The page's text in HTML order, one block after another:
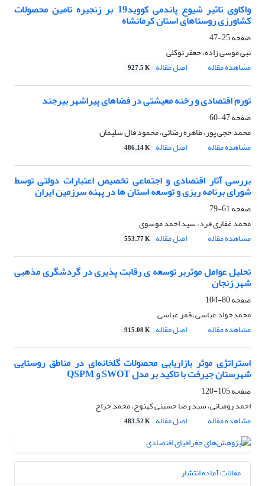
واکاوی تاثیر شیوع پاندمی کووید19 بر زنجیره تامین محصولات
کشاورزی روستاهای استان کرمانشاه
صفحه25-47
نبی موسی زاده، جعفر توکلی
مشاهده مقاله
اصل مقاله 927.5 K
تورم اقتصادی و رخنه معیشتی در فضاهای پیراشهر بیرجند
صفحه47-60
محمد حجی پور، طاهره رضائی، محمود فال سلیمان
مشاهده مقاله
اصل مقاله 486.14 K
بررسی آثار اقتصادی و اجتماعی تخصیص اعتبارات دولتی توسط
شورای برنامه ریزی و توسعه استان ها در پهنه سرزمین ایران
صفحه61-79
محمد غفاری فرد، سید احمد موسوی
مشاهده مقاله
اصل مقاله 553.77 K
تحلیل عوامل موثربر توسعه ی رقابت پذیری در گردشگری مذهبی
شهر زنجان
صفحه80-104
محمدجواد عباسی، قمر عباسی
مشاهده مقاله
اصل مقاله 915.08 K
استراتژی موثر بازاریابی محصولات گلخانه‌ای در مناطق روستایی
شهرستان جیرفت با تاکید بر مدل SWOT و QSPM
صفحه105-120
احمد رومیانی، سید رضا حسینی کهنوج، محمد خراج
مشاهده مقاله
اصل مقاله 483.52 K
مقالات آماده انتشار